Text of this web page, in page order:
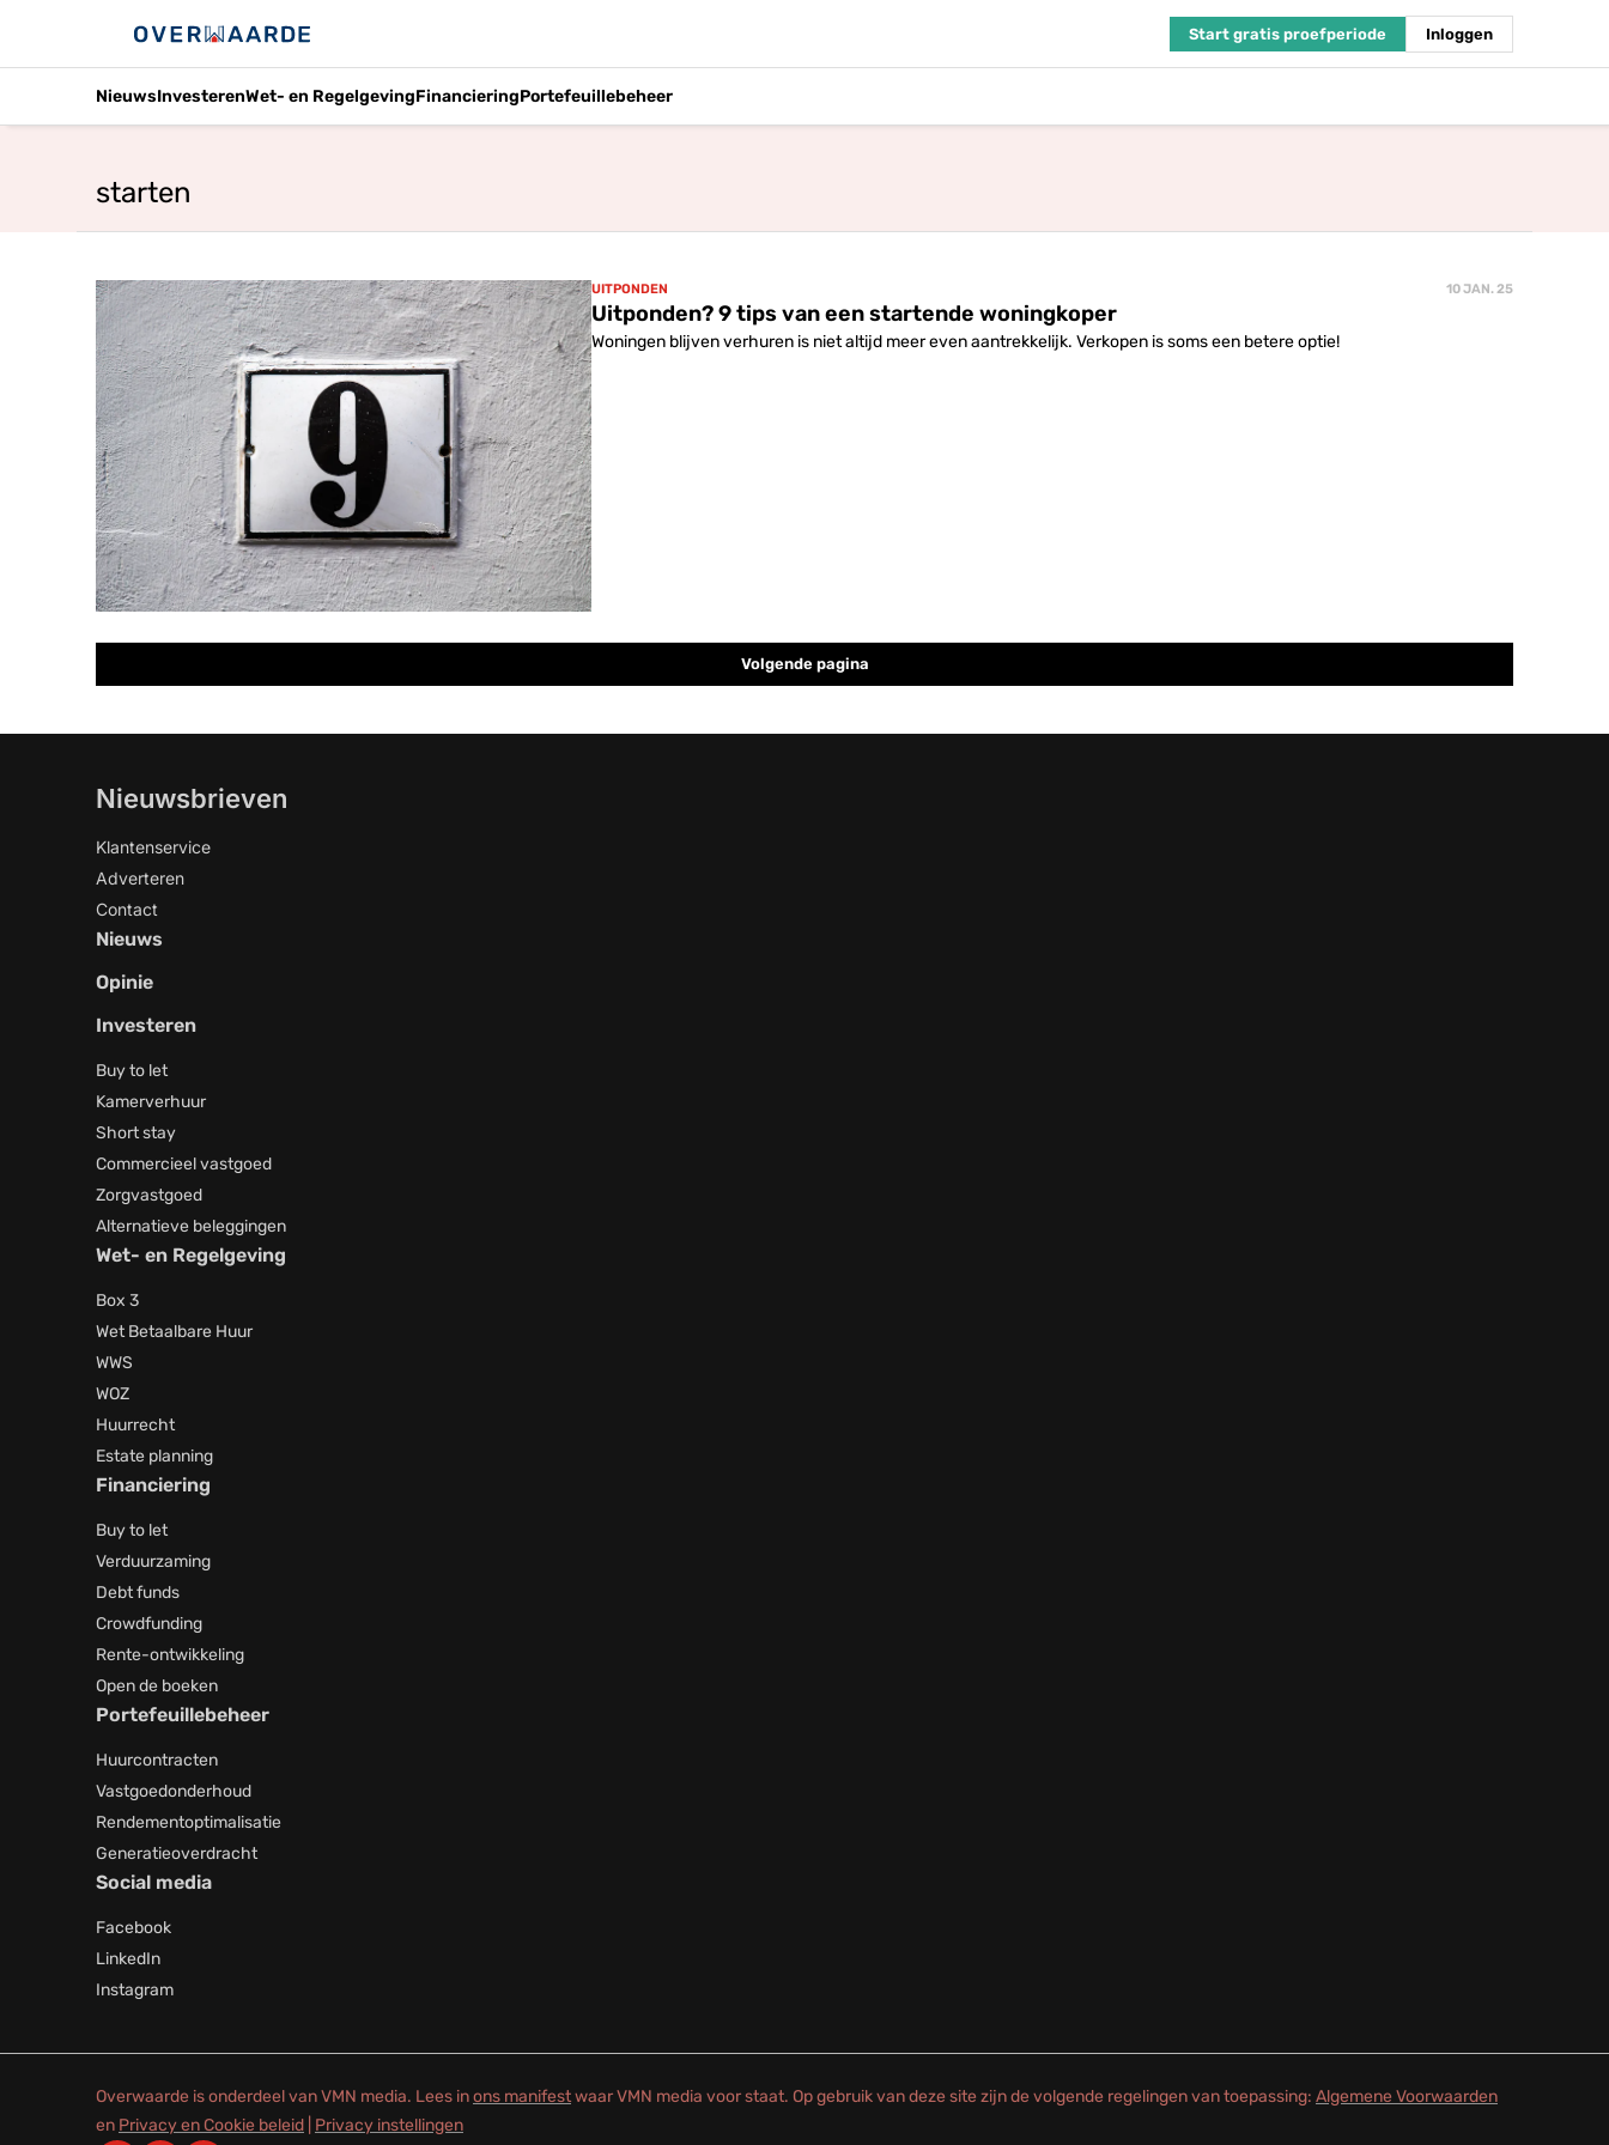
Start gratis proefperiode Inloggen
NieuwsInvesterenWet- en RegelgevingFinancieringPortefeuillebeheer
starten
UITPONDEN 10 JAN. 25
Uitponden? 9 tips van een startende woningkoper
Woningen blijven verhuren is niet altijd meer even aantrekkelijk. Verkopen is soms een betere optie!
Volgende pagina
Nieuwsbrieven
Klantenservice
Adverteren
Contact
Nieuws
Opinie
Investeren
Buy to let
Kamerverhuur
Short stay
Commercieel vastgoed
Zorgvastgoed
Alternatieve beleggingen
Wet- en Regelgeving
Box 3
Wet Betaalbare Huur
WWS
WOZ
Huurrecht
Estate planning
Financiering
Buy to let
Verduurzaming
Debt funds
Crowdfunding
Rente-ontwikkeling
Open de boeken
Portefeuillebeheer
Huurcontracten
Vastgoedonderhoud
Rendementoptimalisatie
Generatieoverdracht
Social media
Facebook
LinkedIn
Instagram
Overwaarde is onderdeel van VMN media. Lees inons manifestwaar VMN media voor staat. Op gebruik van deze site zijn de volgende regelingen van toepassing: Algemene Voorwaarden
en Privacy en Cookie beleid Privacy instellingen